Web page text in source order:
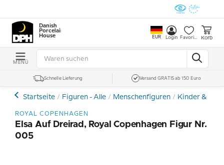
Danish
Porcelain
House
EUR Login Favoriten Korb
MENÜ
Schnelle Lieferung Versand GRATIS ab 150 Euro
Startseite Figuren - Alle Menschenfiguren Kinder &
ROYAL COPENHAGEN
Elsa Auf Dreirad, Royal Copenhagen Figur Nr.
005